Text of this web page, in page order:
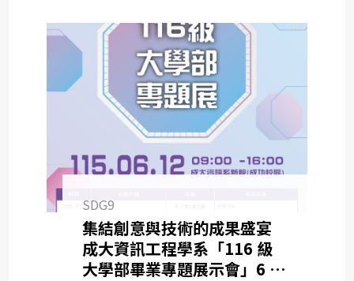
SDG9
集結創意與技術的成果盛宴
成大資訊工程學系「116 級
大學部畢業專題展示會」6 月